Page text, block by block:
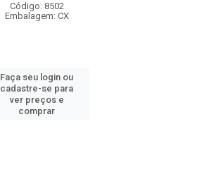
Código: 8502
Embalagem: CX
Faça seu login ou
cadastre-se para
ver preços e
comprar